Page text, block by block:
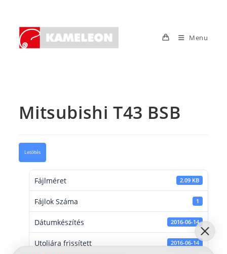
content
Menu
Mitsubishi T43 BSB
Letöltés
Fájlméret 2.09 KB
Fájlok Száma 1
Dátumkészítés 2016-06-14
Utoljára frissített 2016-06-14